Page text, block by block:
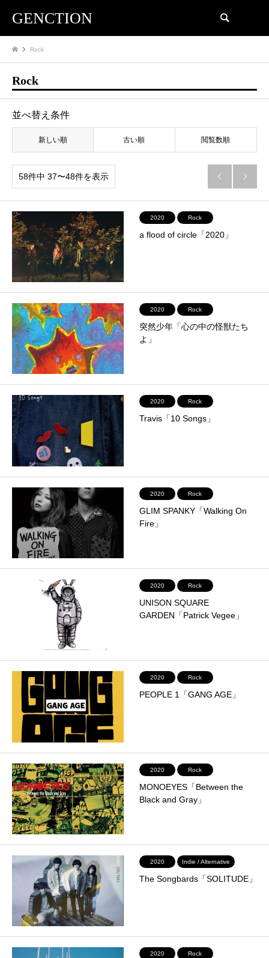
GENCTION
Rock
Rock
並べ替え条件
新しい順 古い順 閲覧数順
58件中 37〜48件を表示  
2020 Rock
a flood of circle「2020」
2020 Rock
突然少年「心の中の怪獣たち
よ」
2020 Rock
Travis「10 Songs」
2020 Rock
GLIM SPANKY「Walking On
Fire」
2020 Rock
UNISON SQUARE
GARDEN「Patrick Vegee」
2020 Rock
PEOPLE 1「GANG AGE」
2020 Rock
MONOEYES「Between the
Black and Gray」
2020 Indie / Alternative
The Songbards「SOLITUDE」
2020 Rock